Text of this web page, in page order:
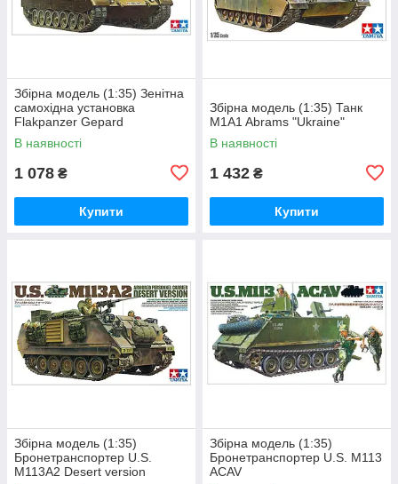
Збірна модель (1:35) Зенітна
самохідна установка
Flakpanzer Gepard
В наявності
1 078 ₴
Купити
Збірна модель (1:35) Танк
M1A1 Abrams "Ukraine"
В наявності
1 432 ₴
Купити
Збірна модель (1:35)
Бронетранспортер U.S.
M113A2 Desert version
Збірна модель (1:35)
Бронетранспортер U.S. M113
ACAV